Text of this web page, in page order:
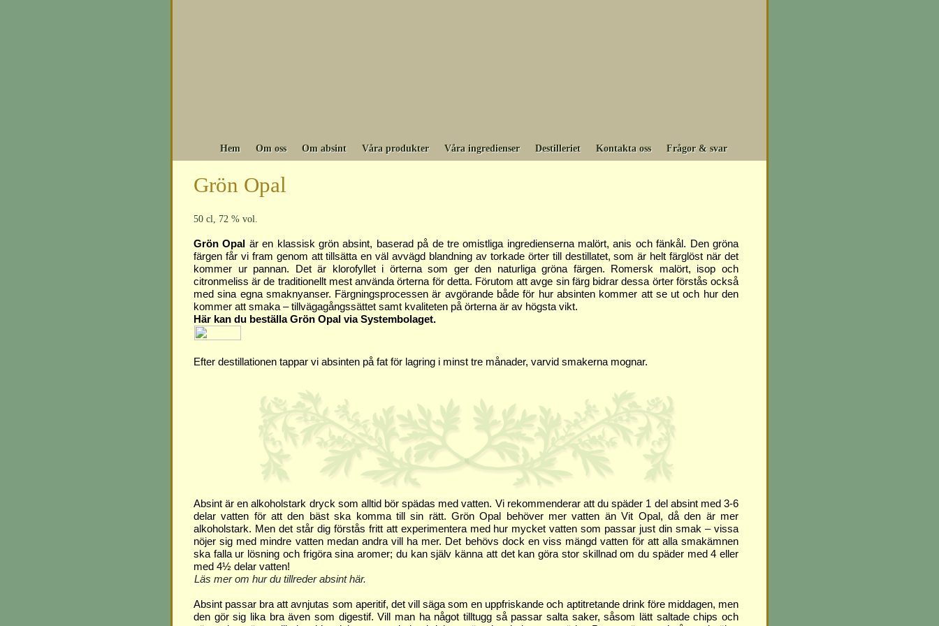
Hem Om oss Om absint Våra produkter Våra ingredienser Destilleriet Kontakta oss Frågor & svar
Grön Opal
50 cl, 72 % vol.
Grön Opal är en klassisk grön absint, baserad på de tre omistliga ingredienserna malört, anis och fänkål. Den gröna
färgen får vi fram genom att tillsätta en väl avvägd blandning av torkade örter till destillatet, som är helt färglöst när det
kommer ur pannan. Det är klorofyllet i örterna som ger den naturliga gröna färgen. Romersk malört, isop och
citronmeliss är de traditionellt mest använda örterna för detta. Förutom att avge sin färg bidrar dessa örter förstås också
med sina egna smaknyanser. Färgningsprocessen är avgörande både för hur absinten kommer att se ut och hur den
kommer att smaka – tillvägagångssättet samt kvaliteten på örterna är av högsta vikt.
Här kan du beställa Grön Opal via Systembolaget.
Efter destillationen tappar vi absinten på fat för lagring i minst tre månader, varvid smakerna mognar.
Absint är en alkoholstark dryck som alltid bör spädas med vatten. Vi rekommenderar att du späder 1 del absint med 3-6
delar vatten för att den bäst ska komma till sin rätt. Grön Opal behöver mer vatten än Vit Opal, då den är mer
alkoholstark. Men det står dig förstås fritt att experimentera med hur mycket vatten som passar just din smak – vissa
nöjer sig med mindre vatten medan andra vill ha mer. Det behövs dock en viss mängd vatten för att alla smakämnen
ska falla ur lösning och frigöra sina aromer; du kan själv känna att det kan göra stor skillnad om du späder med 4 eller
med 4½ delar vatten!
Läs mer om hur du tillreder absint här.
Absint passar bra att avnjutas som aperitif, det vill säga som en uppfriskande och aptitretande drink före middagen, men
den gör sig lika bra även som digestif. Vill man ha något tilltugg så passar salta saker, såsom lätt saltade chips och